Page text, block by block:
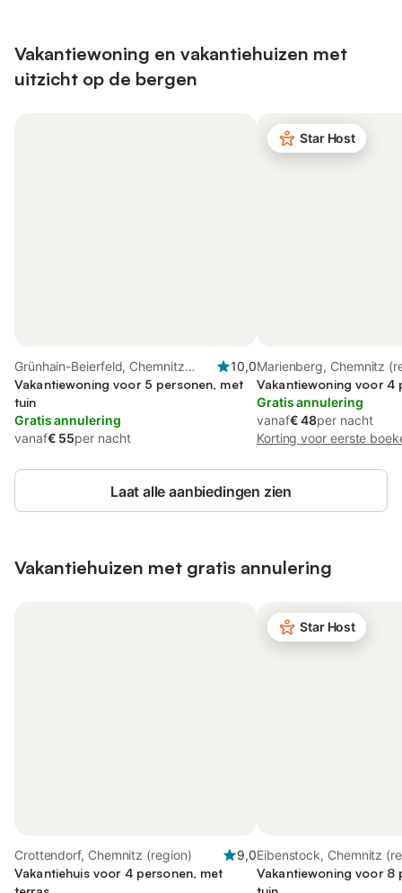
Vakantiewoning en vakantiehuizen met
uitzicht op de bergen
Grünhain-Beierfeld, Chemnitz
(region)
10,0
Vakantiewoning voor 5 personen, met
tuin
Gratis annulering
vanaf€ 55per nacht
Star Host
Marienberg, Chemnitz
Vakantiewoning voor 4
Gratis annulering
vanaf€ 48per nacht
Korting voor eerste
Laat alle aanbiedingen zien
Vakantiehuizen met gratis annulering
Crottendorf, Chemnitz (region)
9,0
Vakantiehuis voor 4 personen, met
Star Host
Eibenstock, Chemnitz
Vakantiewoning voor 8